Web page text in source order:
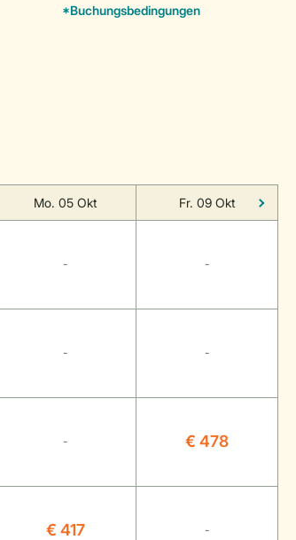
Mo. 05 Okt Fr. 09 Okt
- -
- -
- € 478
€ 417 -